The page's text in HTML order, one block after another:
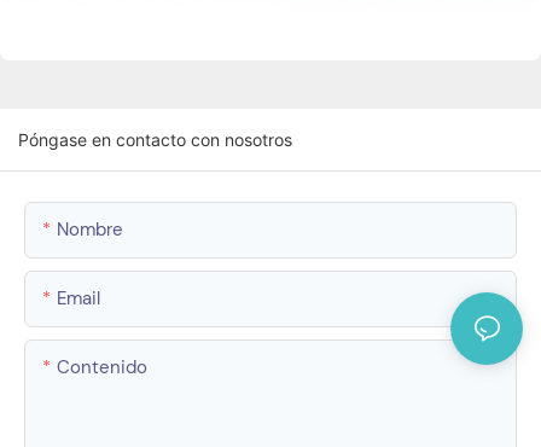
Póngase en contacto con nosotros
Nombre
Email
Contenido